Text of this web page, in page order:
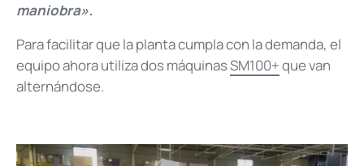
maniobra».
Para facilitar que la planta cumpla con la demanda, el
equipo ahora utiliza dos máquinasSM100+que van
alternándose.